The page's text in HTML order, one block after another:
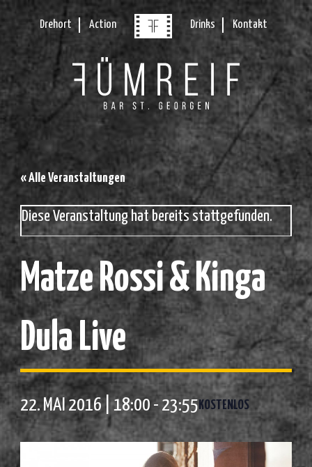
Drehort Action Drinks Kontakt
« Alle Veranstaltungen
Diese Veranstaltung hat bereits stattgefunden.
Matze Rossi & Kinga
Dula Live
22. MAI 2016 | 18:00 - 23:55 KOSTENLOS